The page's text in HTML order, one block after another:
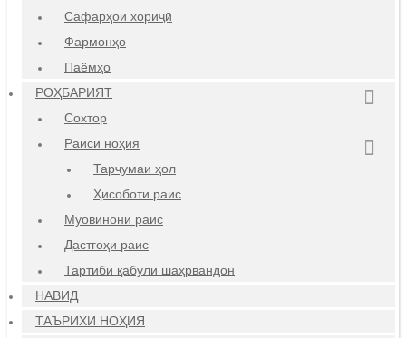
Сафарҳои хориҷӣ
Фармонҳо
Паёмҳо
РОҲБАРИЯТ
Сохтор
Раиси ноҳия
Тарҷумаи ҳол
Ҳисоботи раис
Муовинони раис
Дастгоҳи раис
Тартиби қабули шаҳрвандон
НАВИД
ТАЪРИХИ НОҲИЯ